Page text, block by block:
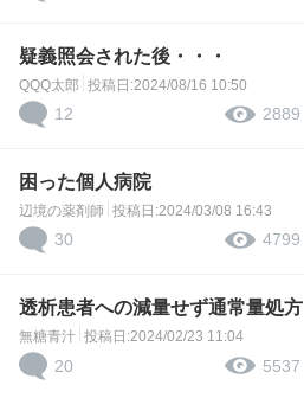
疑義照会された後・・・
QQQ太郎 投稿日:2024/08/16 10:50
12 2889
困った個人病院
辺境の薬剤師 投稿日:2024/03/08 16:43
30 4799
透析患者への減量せず通常量処方
無糖青汁 投稿日:2024/02/23 11:04
20 5537